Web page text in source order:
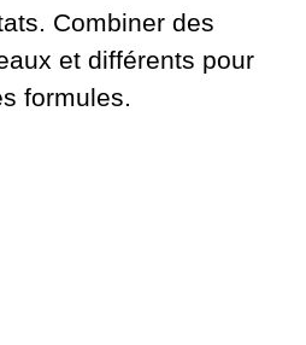
Combiner des
et différents pour
formules.